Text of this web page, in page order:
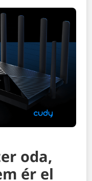
oda,
ér el